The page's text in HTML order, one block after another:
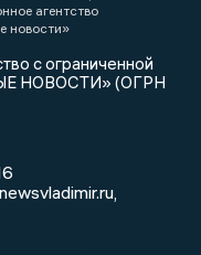
агентство
новости»
с ограниченной
НОВОСТИ» (ОГРН
,